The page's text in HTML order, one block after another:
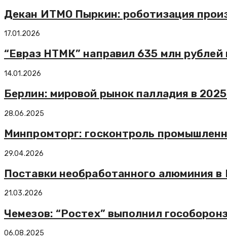
Декан ИТМО Пыркин: роботизация
17.01.2026
“Евраз НТМК” направил 635 млн рублей
14.01.2026
Берлин: мировой рынок палладия в
28.06.2025
Минпромторг: госконтроль
29.04.2026
Поставки необработанного алюминия
21.03.2026
Чемезов: “Ростех” выполнил
06.08.2025